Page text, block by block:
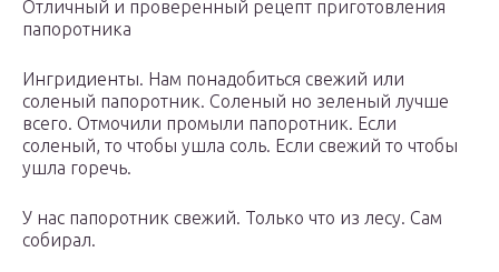
Отличный и проверенный рецепт приготовления
папоротника
Ингридиенты. Нам понадобиться свежий или
соленый папоротник. Соленый но зеленый лучше
всего. Отмочили промыли папоротник. Если
соленый, то чтобы ушла соль. Если свежий то чтобы
ушла горечь.
У нас папоротник свежий. Только что из лесу. Сам
собирал.